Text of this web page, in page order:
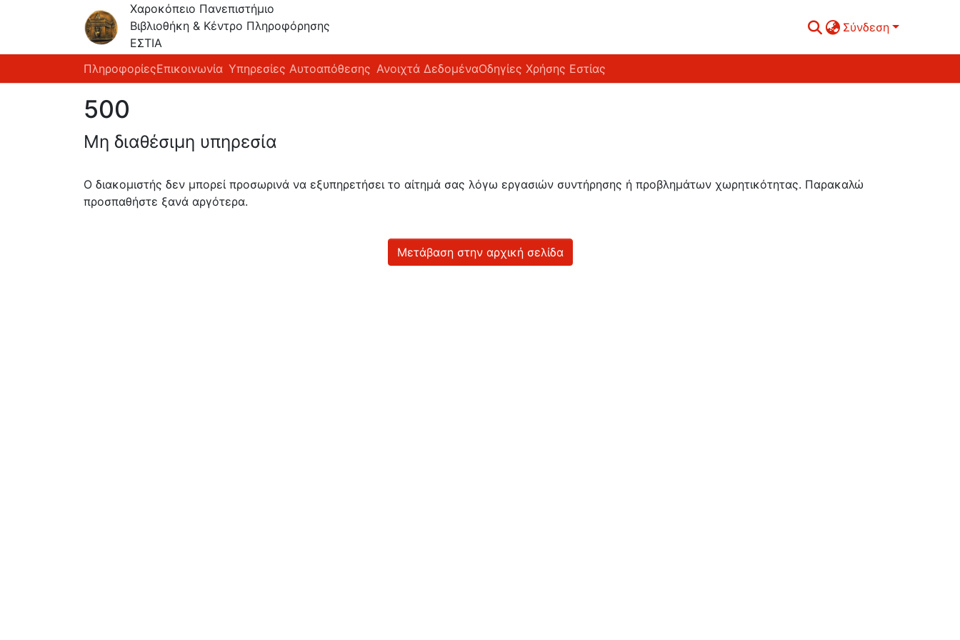
Χαροκόπειο Πανεπιστήμιο
Βιβλιοθήκη & Κέντρο Πληροφόρησης
ΕΣΤΙΑ
Σύνδεση
ΠληροφορίεςΕπικοινωνία Υπηρεσίες Αυτοαπόθεσης Ανοιχτά ΔεδομέναΟδηγίες Χρήσης Εστίας
500
Μη διαθέσιμη υπηρεσία
Ο διακομιστής δεν μπορεί προσωρινά να εξυπηρετήσει το αίτημά σας λόγω εργασιών συντήρησης ή προβλημάτων χωρητικότητας. Παρακαλώ
προσπαθήστε ξανά αργότερα.
Μετάβαση στην αρχική σελίδα